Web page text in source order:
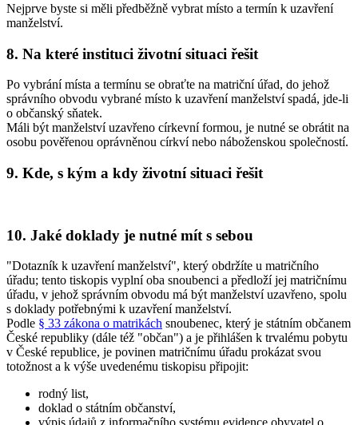
Nejprve byste si měli předběžně vybrat místo a termín k uzavření
manželství.
8. Na které instituci životní situaci řešit
Po vybrání místa a termínu se obraťte na matriční úřad, do jehož
správního obvodu vybrané místo k uzavření manželství spadá, jde-li
o občanský sňatek.
Máli být manželství uzavřeno církevní formou, je nutné se obrátit na
osobu pověřenou oprávněnou církví nebo náboženskou společností.
9. Kde, s kým a kdy životní situaci řešit
10. Jaké doklady je nutné mít s sebou
"Dotazník k uzavření manželství", který obdržíte u matričního
úřadu; tento tiskopis vyplní oba snoubenci a předloží jej matričnímu
úřadu, v jehož správním obvodu má být manželství uzavřeno, spolu
s doklady potřebnými k uzavření manželství.
Podle § 33 zákona o matrikách snoubenec, který je státním občanem
České republiky (dále též "občan") a je přihlášen k trvalému pobytu
v České republice, je povinen matričnímu úřadu prokázat svou
totožnost a k výše uvedenému tiskopisu připojit:
rodný list,
doklad o státním občanství,